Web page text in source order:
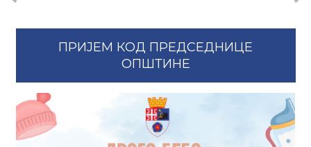
ПРИЈЕМ КОД ПРЕДСЕДНИЦЕ
ОПШТИНЕ